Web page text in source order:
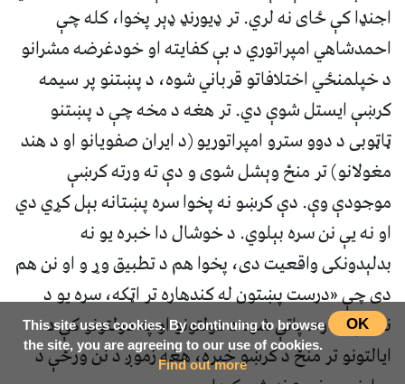
اجنډا کې ځای نه لري. تر ډیورنډ ډېر پخوا، کله چې
احمدشاهي امپراتوري د بې کفایته او خودغرضه مشرانو
د خپلمنځي اختلافاتو قرباني شوه، د پښتنو پر سیمه
کرښې ایستل شوې دي. تر هغه د مخه چې د پښتنو
ټاټوبی د دوو سترو امپراتوریو (د ایران صفویانو او د هند
مغولانو) تر منځ وېشل شوی و دې ته ورته کرښې
موجودې وې. دې کرښو نه پخوا سره پښتانه بېل کړي دي
او نه یې نن سره بېلوي. د خوشال دا خبره یو نه
بدلېدونکی واقعیت دی، پخوا هم د تطبیق وړ و او نن هم
دی چې «درست پښتون له کندهاره تر اټکه، سره یو د
ننګ په کار». پاتې شوه د دولتونو او په دولتونو کې د
ایالتونو تر منځ د کرښو خبره، هغه زموږ د نن ورځې د
OK
This site uses cookies. By continuing to browse
the site, you are agreeing to our use of cookies.
Find out more